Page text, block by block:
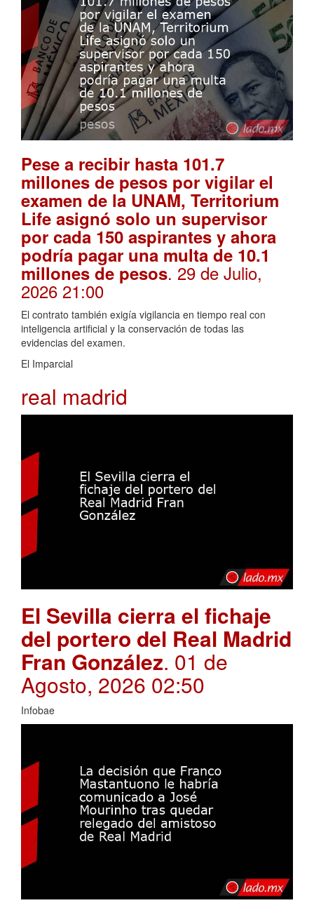
Pese a recibir hasta 101.7
millones de pesos por vigilar el
examen de la UNAM, Territorium
Life asignó solo un supervisor
por cada 150 aspirantes y ahora
podría pagar una multa de 10.1
millones de pesos. 29 de Julio,
2026 21:00
El contrato también exigía vigilancia en tiempo real con
inteligencia artificial y la conservación de todas las
evidencias del examen.
El Imparcial
real madrid
El Sevilla cierra el fichaje
del portero del Real Madrid
Fran González. 01 de
Agosto, 2026 02:50
Infobae